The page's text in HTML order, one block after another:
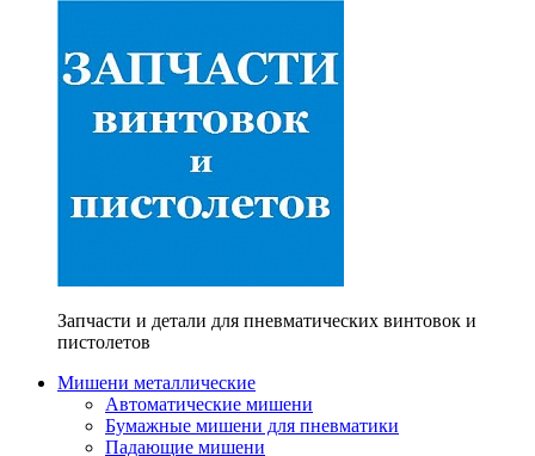
Запчасти и детали для пневматических винтовок и
пистолетов
Мишени металлические
Автоматические мишени
Бумажные мишени для пневматики
Падающие мишени